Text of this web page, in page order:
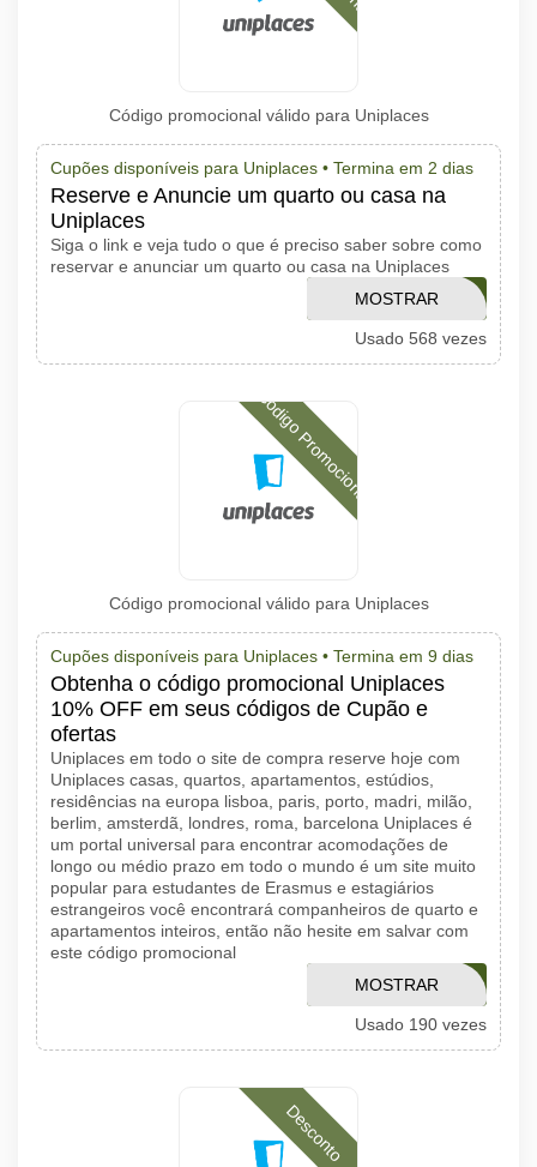
Código promocional válido para Uniplaces
Cupões disponíveis para Uniplaces • Termina em 2 dias
Reserve e Anuncie um quarto ou casa na
Uniplaces
Siga o link e veja tudo o que é preciso saber sobre como
reservar e anunciar um quarto ou casa na Uniplaces
WELCOME10
MOSTRAR
CÓDIGO
Usado 568 vezes
Código Promocional
Código promocional válido para Uniplaces
Cupões disponíveis para Uniplaces • Termina em 9 dias
Obtenha o código promocional Uniplaces
10% OFF em seus códigos de Cupão e
ofertas
Uniplaces em todo o site de compra reserve hoje com
Uniplaces casas, quartos, apartamentos, estúdios,
residências na europa lisboa, paris, porto, madri, milão,
berlim, amsterdã, londres, roma, barcelona Uniplaces é
um portal universal para encontrar acomodações de
longo ou médio prazo em todo o mundo é um site muito
popular para estudantes de Erasmus e estagiários
estrangeiros você encontrará companheiros de quarto e
apartamentos inteiros, então não hesite em salvar com
este código promocional
WELCOME10
MOSTRAR
CÓDIGO
Usado 190 vezes
Desconto